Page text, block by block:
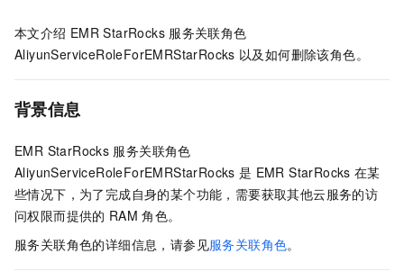
本文介绍 EMR StarRocks 服务关联角色
AliyunServiceRoleForEMRStarRocks 以及如何删除该角色。
背景信息
EMR StarRocks 服务关联角色
AliyunServiceRoleForEMRStarRocks 是 EMR StarRocks 在某
些情况下，为了完成自身的某个功能，需要获取其他云服务的访
问权限而提供的 RAM 角色。
服务关联角色的详细信息，请参见服务关联角色。